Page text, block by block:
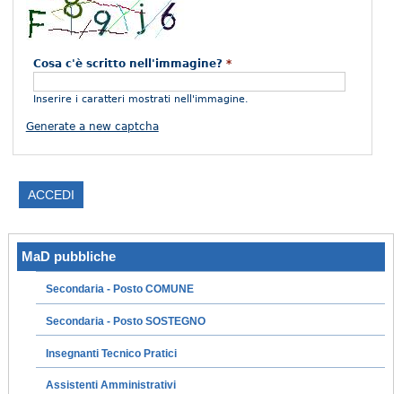
Cosa c'è scritto nell'immagine? *
Inserire i caratteri mostrati nell'immagine.
Generate a new captcha
MaD pubbliche
Secondaria - Posto COMUNE
Secondaria - Posto SOSTEGNO
Insegnanti Tecnico Pratici
Assistenti Amministrativi